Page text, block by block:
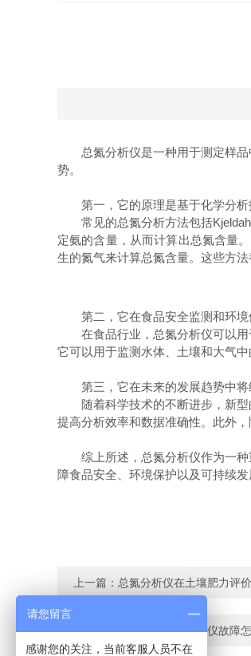
总氮分析仪是一种用于测定样品
势。
第一，它的原理是基于化学分析
常见的总氮分析方法包括Kjeldahl
定氨的含量，从而计算出总氮含量
生的氮气来计算总氮含量。这些方
第二，它在食品安全监测和环境
在食品行业，总氮分析仪可以用
它可以用于监测水体、土壤和大气
第三，它在未来的发展趋势中将
随着科学技术的不断进步，新型
提高分析效率和数据准确性。此外
综上所述，总氮分析仪作为一种
障食品安全、环境保护以及可持续发
上一篇： 总氮分析仪在土壤肥力评
下一篇：常见的溶解氧检测仪故障
请您留言
感谢您的关注，当前客服人员不在